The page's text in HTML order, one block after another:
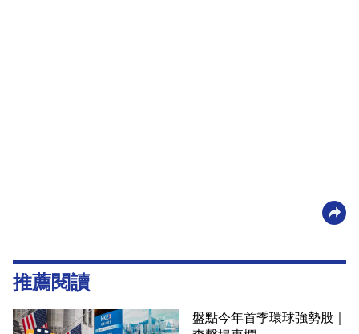
推薦閱讀
盤點今年首季環球強勢股｜